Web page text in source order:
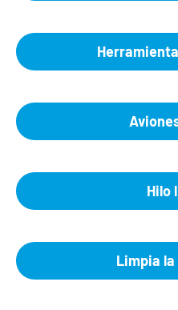
Hilo
Limpia